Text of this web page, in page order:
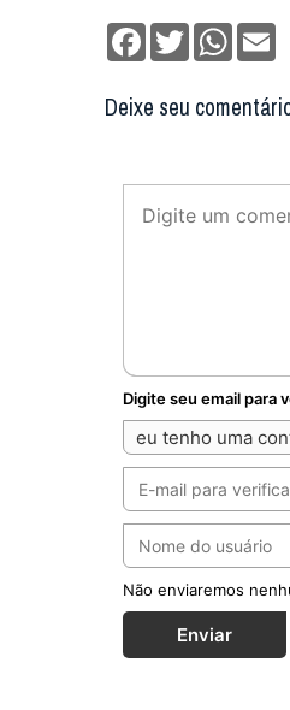
Facebook
Twitter
Deixe seu
Digite seu email para
eu tenho uma
Não enviaremos
Enviar